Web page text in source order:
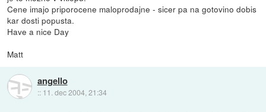
Cene imajo priporocene maloprodajne - sicer pa na gotovino dobis
kar dosti popusta.
Have a nice Day
Matt
angello
:: 11. dec 2004, 21:34